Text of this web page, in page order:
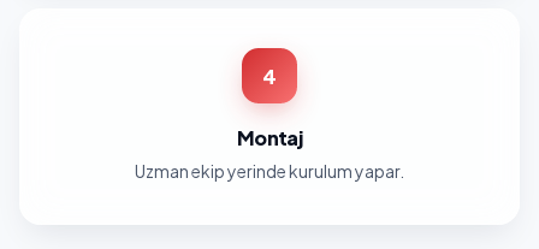
4
Montaj
Uzman ekip yerinde kurulum yapar.